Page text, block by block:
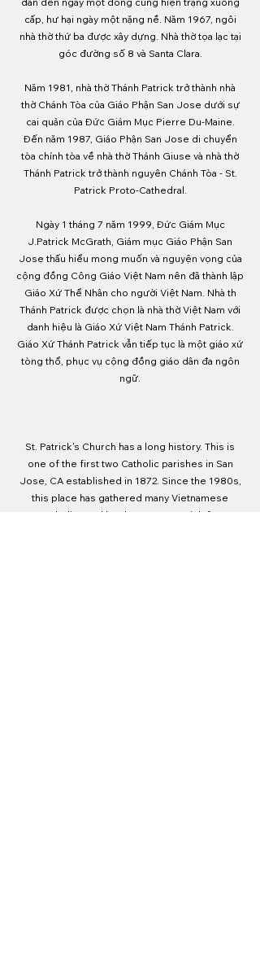
cấp, hư hại ngày một nặng nề. Năm 1967, ngôi
nhà thờ thứ ba được xây dựng. Nhà thờ tọa lạc tại
góc đường số 8 và Santa Clara.
Năm 1981, nhà thờ Thánh Patrick trở thành nhà
thờ Chánh Tòa của Giáo Phận San Jose dưới sự
cai quản của Đức Giám Mục Pierre Du-Maine.
Đến năm 1987, Giáo Phận San Jose di chuyển
tòa chính tòa về nhà thờ Thánh Giuse và nhà thờ
Thánh Patrick trở thành nguyên Chánh Tòa - St.
Patrick Proto-Cathedral.
Ngày 1 tháng 7 năm 1999, Đức Giám Mục
J.Patrick McGrath, Giám mục Giáo Phận San
Jose thấu hiểu mong muốn và nguyện vọng của
cộng đồng Công Giáo Việt Nam nên đã thành lập
Giáo Xứ Thể Nhân cho người Việt Nam. Nhà th
Thánh Patrick được chọn là nhà thờ Việt Nam với
danh hiệu là Giáo Xứ Việt Nam Thánh Patrick.
Giáo Xứ Thánh Patrick vẫn tiếp tục là một giáo xứ
tòng thổ, phục vụ cộng đồng giáo dân đa ngôn
ngữ.
St. Patrick's Church has a long history. This is
one of the first two Catholic parishes in San
Jose, CA established in 1872. Since the 1980s,
this place has gathered many Vietnamese
Catholics and has become a parish for